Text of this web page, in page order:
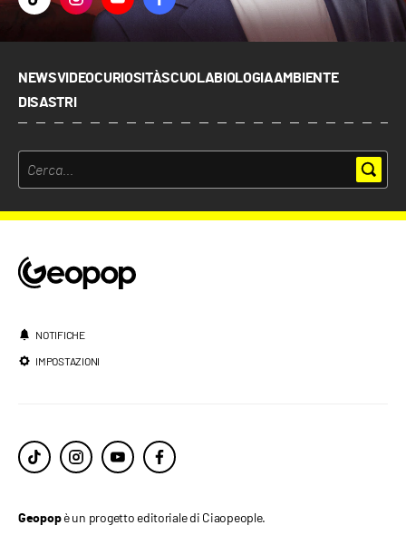
NEWSVIDEOCURIOSITÀSCUOLABIOLOGIAAMBIENTE
DISASTRI
NOTIFICHE
IMPOSTAZIONI
Geopopè un progetto editoriale di Ciaopeople.